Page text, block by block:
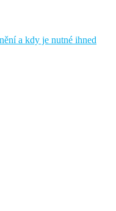
a kdy je nutné ihned